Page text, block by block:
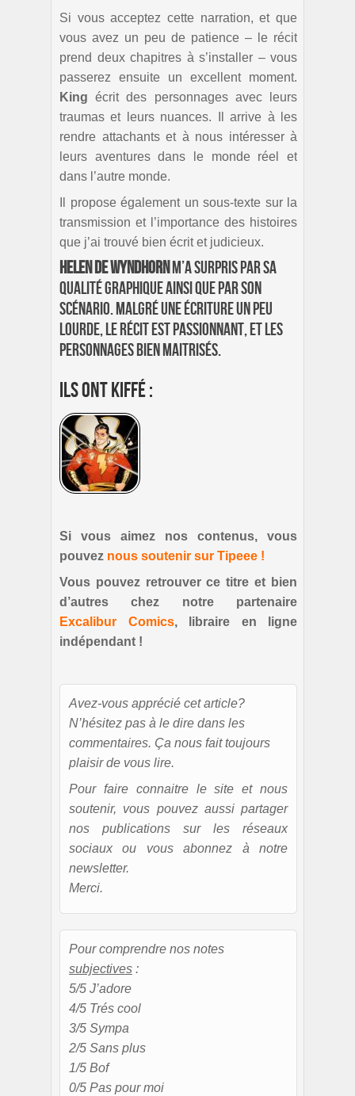
Si vous acceptez cette narration, et que
vous avez un peu de patience – le récit
prend deux chapitres à s’installer – vous
passerez ensuite un excellent moment.
King écrit des personnages avec leurs
traumas et leurs nuances. Il arrive à les
rendre attachants et à nous intéresser à
leurs aventures dans le monde réel et
dans l’autre monde.
Il propose également un sous-texte sur la
transmission et l’importance des histoires
que j’ai trouvé bien écrit et judicieux.
Helen de Wyndhornm’a surpris par sa
qualité graphique ainsi que par son
scénario. Malgré une écriture un peu
lourde, le récit est passionnant, et les
personnages bien maitrisés.
Ils ont kiffé :
Si vous aimez nos contenus, vous
pouvez nous soutenir sur Tipeee !
Vous pouvez retrouver ce titre et bien
d’autres chez notre partenaire
Excalibur Comics, libraire en ligne
indépendant !
Avez-vous apprécié cet article?
N’hésitez pas à le dire dans les
commentaires. Ça nous fait toujours
plaisir de vous lire.
Pour faire connaitre le site et nous
soutenir, vous pouvez aussi partager
nos publications sur les réseaux
sociaux ou vous abonnez à notre
newsletter.
Merci.
Pour comprendre nos notes
subjectives :
5/5 J’adore
4/5 Trés cool
3/5 Sympa
2/5 Sans plus
1/5 Bof
0/5 Pas pour moi